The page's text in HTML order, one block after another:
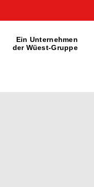
Ein Unternehmen
der Wüest-Gruppe